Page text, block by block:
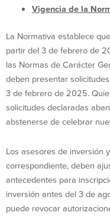
Vigencia de la
La Normativa establece
partir del 3 de febrero de
las Normas de Carácter
deben presentar
3 de febrero de 2025.
solicitudes declaradas
abstenerse de celebrar
Los asesores de inversión
correspondiente, deben
antecedentes para
inversión antes del 3 de
puede revocar